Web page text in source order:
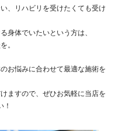
、リハビリを受けたくても受け
身体でいたいという方は、
。
お悩みに合わせて最適な施術を
ますので、ぜひお気軽に当店を
！